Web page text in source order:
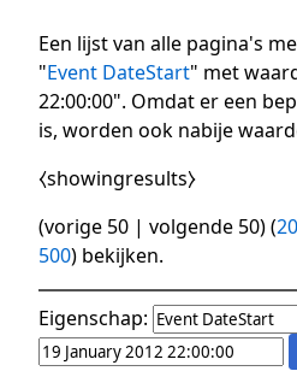
Een lijst van alle pagina's
"Event DateStart" met
22:00:00". Omdat er een
is, worden ook nabije
⧼showingresults⧽
(vorige 50 | volgende 50) (20
500) bekijken.
Eigenschap: